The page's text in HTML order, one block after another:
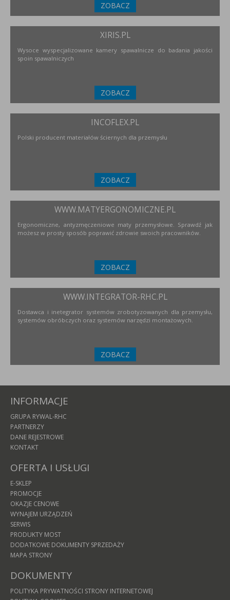
ZOBACZ
XIRIS.PL
Wysoce wyspecjalizowane kamery spawalnicze do badania jakości
spoin spawalniczych
ZOBACZ
INCOFLEX.PL
Polski producent materiałów ściernych dla przemysłu
ZOBACZ
WWW.MATYERGONOMICZNE.PL
Ergonomiczne, antyzmęczeniowe maty przemysłowe. Sprawdź jak
możesz w prosty sposób poprawić zdrowie swoich pracowników.
ZOBACZ
WWW.INTEGRATOR-RHC.PL
Dostawca i inetegrator systemów zrobotyzowanych dla przemysłu,
systemów obróbczych oraz systemów narzędzi montażowych.
ZOBACZ
INFORMACJE
GRUPA RYWAL-RHC
PARTNERZY
DANE REJESTROWE
KONTAKT
OFERTA I USŁUGI
E-SKLEP
PROMOCJE
OKAZJE CENOWE
WYNAJEM URZĄDZEŃ
SERWIS
PRODUKTY MOST
DODATKOWE DOKUMENTY SPRZEDAŻY
MAPA STRONY
DOKUMENTY
POLITYKA PRYWATNOŚCI STRONY INTERNETOWEJ